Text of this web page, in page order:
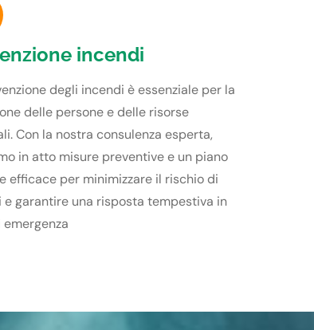
incendi
degli incendi è essenziale per la
delle persone e delle risorse
Con la nostra consulenza esperta,
in atto misure preventive e un piano
efficace per minimizzare il rischio di
e garantire una risposta tempestiva in